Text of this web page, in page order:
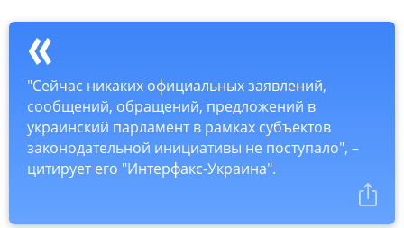
"Сейчас никаких официальных заявлений,
сообщений, обращений, предложений в
украинский парламент в рамках субъектов
законодательной инициативы не поступало", –
цитирует его "Интерфакс-Украина".